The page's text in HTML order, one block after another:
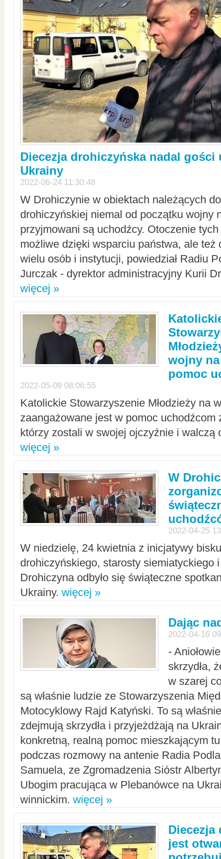
Diecezja drohiczyńska nadal gości
Ukrainy
2022-06-24 11:30:48
W Drohiczynie w obiektach należących
drohiczyńskiej niemal od początku wojny
przyjmowani są uchodźcy. Otoczenie
możliwe dzięki wsparciu państwa, ale też
wielu osób i instytucji, powiedział Radiu
Jurczak - dyrektor administracyjny Kurii
więcej »
wojny
pomoc
2022-05-09 08:06:55
Katolickie Stowarzyszenie Młodzieży na
zaangażowane jest w pomoc uchodźcom
którzy zostali w swojej ojczyźnie i walczą
więcej »
W
2022-04-25
W niedzielę, 24 kwietnia z inicjatywy
drohiczyńskiego, starosty siemiatyckiego
Drohiczyna odbyło się świąteczne
Ukrainy. więcej »
Dając
2022-04-16
-
skrzydła,
w szarej
są właśnie ludzie ze Stowarzyszenia
Motocyklowy Rajd Katyński. To są
zdejmują skrzydła i przyjeżdżają na
konkretną, realną pomoc mieszkającym
podczas rozmowy na antenie Radia
Samuela, ze Zgromadzenia Sióstr
Ubogim pracująca w Plebanówce na
winnickim. więcej »
Diecezja
jest